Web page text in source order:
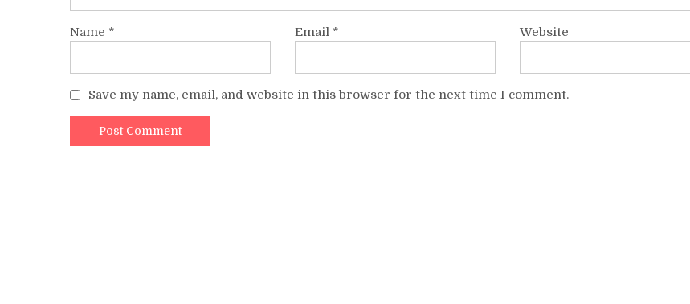
Name * Email * Website
Save my name, email, and website in this browser for the next time I comment.